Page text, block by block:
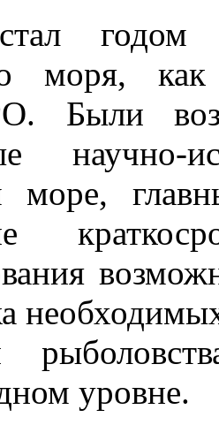
годом
моря, как
Были
научно-
море,
уровне.